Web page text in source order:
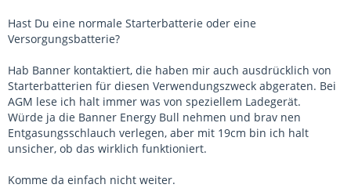
Hast Du eine normale Starterbatterie oder eine
Versorgungsbatterie?
Hab Banner kontaktiert, die haben mir auch ausdrücklich von
Starterbatterien für diesen Verwendungszweck abgeraten. Bei
AGM lese ich halt immer was von speziellem Ladegerät.
Würde ja die Banner Energy Bull nehmen und brav nen
Entgasungsschlauch verlegen, aber mit 19cm bin ich halt
unsicher, ob das wirklich funktioniert.
Komme da einfach nicht weiter.